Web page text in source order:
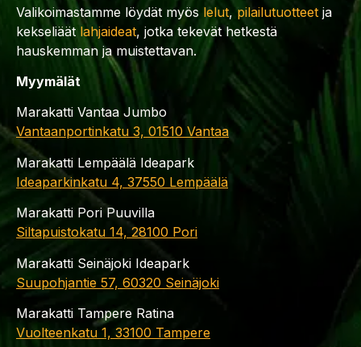
Valikoimastamme löydät myös lelut,pilailutuotteet ja
kekseliäät lahjaideat, jotka tekevät hetkestä
hauskemman ja muistettavan.
Myymälät
Marakatti Vantaa Jumbo
Vantaanportinkatu 3, 01510 Vantaa
Marakatti Lempäälä Ideapark
Ideaparkinkatu 4, 37550 Lempäälä
Marakatti Pori Puuvilla
Siltapuistokatu 14, 28100 Pori
Marakatti Seinäjoki Ideapark
Suupohjantie 57, 60320 Seinäjoki
Marakatti Tampere Ratina
Vuolteenkatu 1, 33100 Tampere